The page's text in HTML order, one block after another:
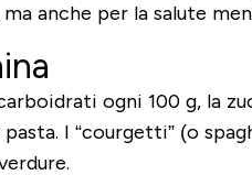
anche per la salute
ogni 100 g, la
I “courgetti” (o